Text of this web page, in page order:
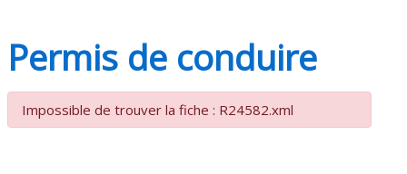
Permis de conduire
Impossible de trouver la fiche : R24582.xml